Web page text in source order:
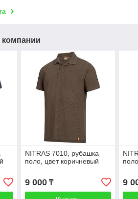
NITRAS 7010, рубашка
поло, цвет коричневый
9 000₸ 9